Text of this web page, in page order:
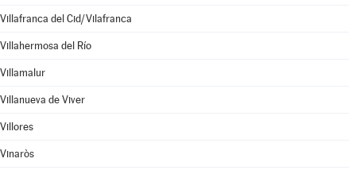
Villafranca del Cid/Vilafranca
Villahermosa del Río
Villamalur
Villanueva de Viver
Villores
Vinaròs